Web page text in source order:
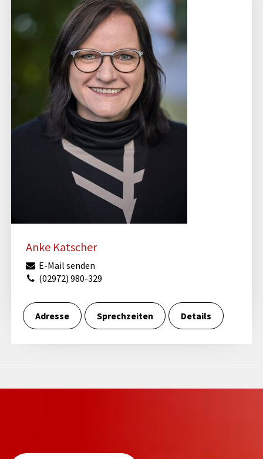
Anke Katscher
E-Mail senden
(02972) 980-329
Adresse Sprechzeiten Details